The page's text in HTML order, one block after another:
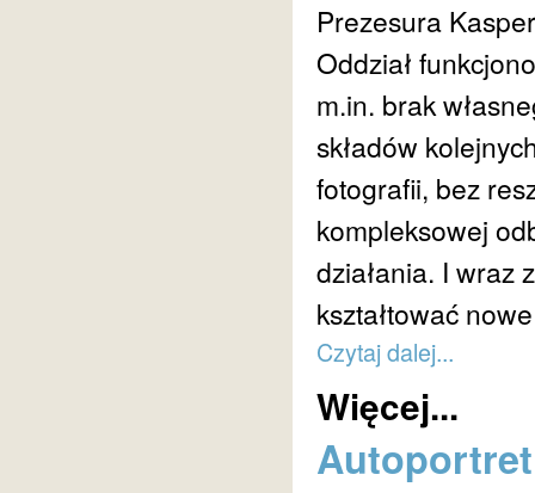
Prezesura
Oddział
m.in. brak
składów
fotografii, bez
kompleksowej
działania. I wraz
kształtować
Czytaj dalej...
Więcej...